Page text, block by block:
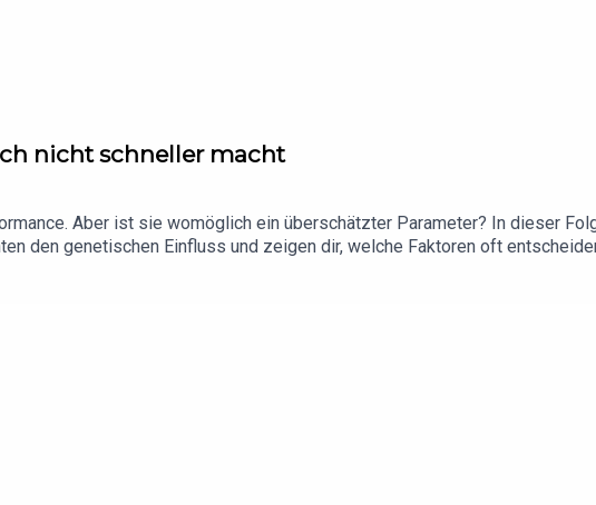
nicht schneller macht
Aber ist sie womöglich ein überschätzter Parameter? In dieser
den genetischen Einfluss und zeigen dir, welche Faktoren oft
No ExcusesHier findet ihr unsere aktuellen Gewinnspiele & Rabatt-